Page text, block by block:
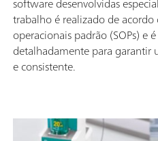
trabalho é realizado de
operacionais padrão (SOPs) e
detalhadamente para garantir
e consistente.